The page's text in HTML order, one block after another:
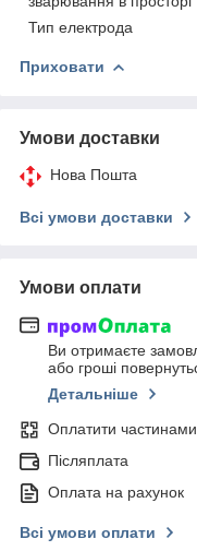
Тип електрода
Приховати
Умови доставки
Нова Пошта
Всі умови доставки
Умови оплати
Ви отримаєте
або гроші
Детальніше
Оплатити частинами
Післяплата
Оплата на рахунок
Всі умови оплати